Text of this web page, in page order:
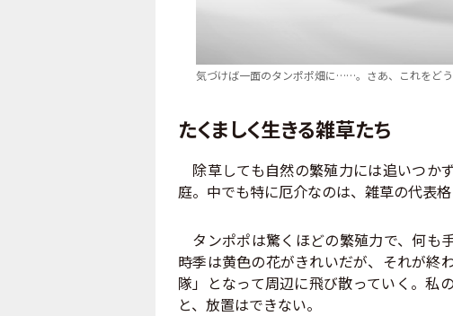
気づけば一面のタンポポ畑に……。さあ、これをど
たくましく生きる雑草たち
除草しても自然の繁殖力には追いつか
庭。中でも特に厄介なのは、雑草の代表格
タンポポは驚くほどの繁殖力で、何も
時季は黄色の花がきれいだが、それが終
隊」となって周辺に飛び散っていく。私
と、放置はできない。